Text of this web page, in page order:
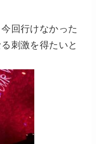
回行けなかった
刺激を得たいと